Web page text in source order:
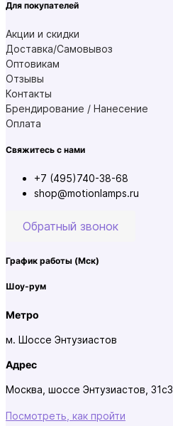
Для покупателей
Акции и скидки
Доставка/Самовывоз
Оптовикам
Отзывы
Контакты
Брендирование / Нанесение
Оплата
Свяжитесь с нами
+7 (495)740-38-68
shop@motionlamps.ru
Обратный звонок
График работы (Мск)
Шоу-рум
Метро
м. Шоссе Энтузиастов
Адрес
Москва, шоссе Энтузиастов, 31с3
Посмотреть, как пройти